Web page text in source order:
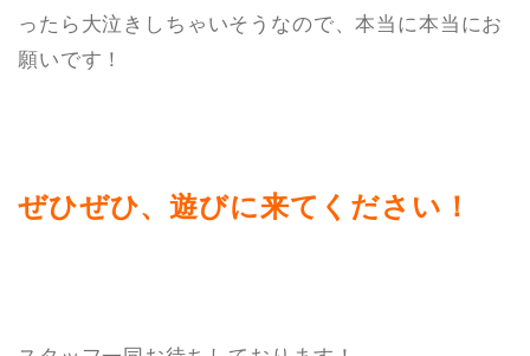
ったら大泣きしちゃいそうなので、本当に本当にお
願いです！
ぜひぜひ、遊びに来てください！